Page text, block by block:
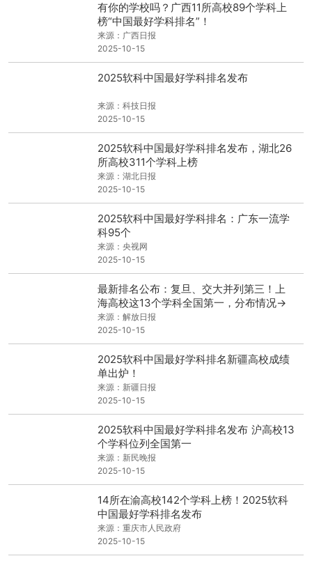
有你的学校吗？广西11所高校89个学科上
榜“中国最好学科排名”！
来源：广西日报
2025-10-15
2025软科中国最好学科排名发布
来源：科技日报
2025-10-15
2025软科中国最好学科排名发布，湖北26
所高校311个学科上榜
来源：湖北日报
2025-10-15
2025软科中国最好学科排名：广东一流学
科95个
来源：央视网
2025-10-15
最新排名公布：复旦、交大并列第三！上
海高校这13个学科全国第一，分布情况→
来源：解放日报
2025-10-15
2025软科中国最好学科排名新疆高校成绩
单出炉！
来源：新疆日报
2025-10-15
2025软科中国最好学科排名发布 沪高校13
个学科位列全国第一
来源：新民晚报
2025-10-15
14所在渝高校142个学科上榜！2025软科
中国最好学科排名发布
来源：重庆市人民政府
2025-10-15